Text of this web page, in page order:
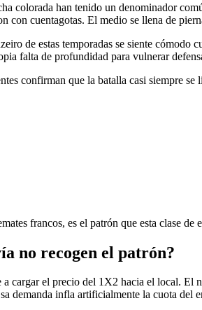
colorada han tenido un denominador
con cuentagotas. El medio se llena de
de estas temporadas se siente
falta de profundidad para vulnerar
confirman que la batalla casi siempre
francos, es el patrón que esta clase
no recogen el patrón?
cargar el precio del 1X2 hacia el local. El
demanda infla artificialmente la cuota del